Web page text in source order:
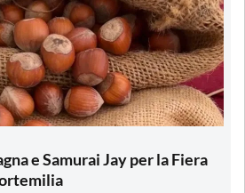
e Samurai Jay per la Fiera